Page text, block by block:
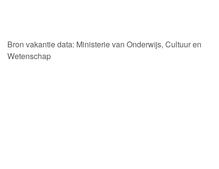
Bron vakantie data: Ministerie van Onderwijs, Cultuur en
Wetenschap